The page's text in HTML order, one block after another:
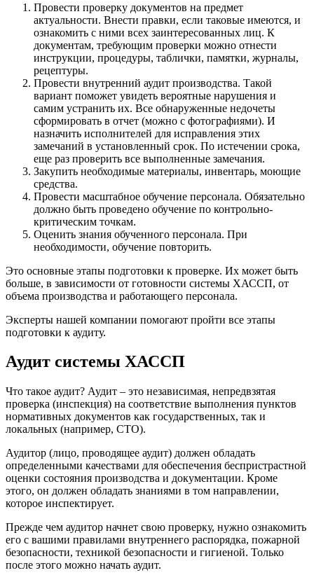
Провести проверку документов на предмет
актуальности. Внести правки, если таковые имеются, и
ознакомить с ними всех заинтересованных лиц. К
документам, требующим проверки можно отнести
инструкции, процедуры, таблички, памятки, журналы,
рецептуры.
Провести внутренний аудит производства. Такой
вариант поможет увидеть вероятные нарушения и
самим устранить их. Все обнаруженные недочеты
сформировать в отчет (можно с фотографиями). И
назначить исполнителей для исправления этих
замечаний в установленный срок. По истечении срока,
еще раз проверить все выполненные замечания.
Закупить необходимые материалы, инвентарь, моющие
средства.
Провести масштабное обучение персонала. Обязательно
должно быть проведено обучение по контрольно-
критическим точкам.
Оценить знания обученного персонала. При
необходимости, обучение повторить.
Это основные этапы подготовки к проверке. Их может быть
больше, в зависимости от готовности системы ХАССП, от
объема производства и работающего персонала.
Эксперты нашей компании помогают пройти все этапы
подготовки к аудиту.
Аудит системы ХАССП
Что такое аудит? Аудит – это независимая, непредвзятая
проверка (инспекция) на соответствие выполнения пунктов
нормативных документов как государственных, так и
локальных (например, СТО).
Аудитор (лицо, проводящее аудит) должен обладать
определенными качествами для обеспечения беспристрастной
оценки состояния производства и документации. Кроме
этого, он должен обладать знаниями в том направлении,
которое инспектирует.
Прежде чем аудитор начнет свою проверку, нужно ознакомить
его с вашими правилами внутреннего распорядка, пожарной
безопасности, техникой безопасности и гигиеной. Только
после этого можно начать аудит.